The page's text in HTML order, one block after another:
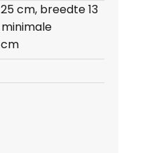
cm, breedte 13